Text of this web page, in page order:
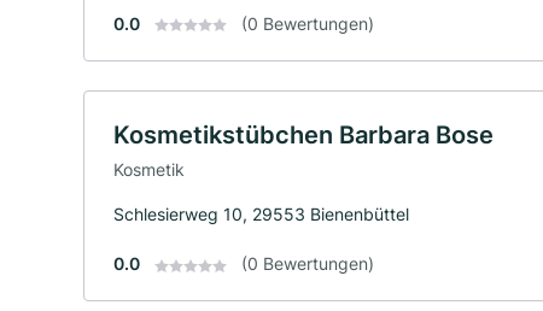
0.0 (0 Bewertungen)
Kosmetikstübchen Barbara Bose
Kosmetik
Schlesierweg 10, 29553 Bienenbüttel
0.0 (0 Bewertungen)